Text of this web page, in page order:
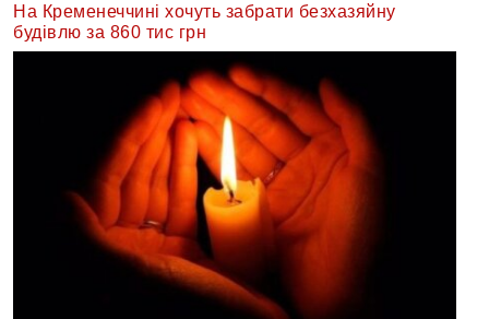
На Кременеччині хочуть забрати безхазяйну
будівлю за 860 тис грн